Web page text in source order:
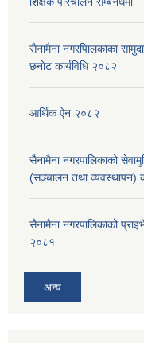
सैनामैना नगरपािलकाका
छनाेट कार्यविधि २०८२
आर्थिक ऐन २०८२
सैनामैना नगरपालिकाको
(सञ्चालन तथा व्यवस्थापन)
सैनामैना नगरपालिकाको
२०८१
अन्य